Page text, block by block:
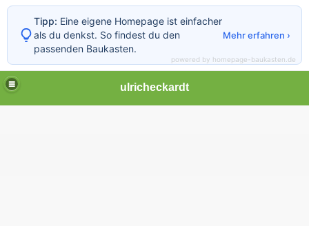
ulricheckardt
Tipp: Eine eigene Homepage ist einfacher
als du denkst. So findest du den
passenden Baukasten.
Mehr erfahren ›
powered by homepage-baukasten.de